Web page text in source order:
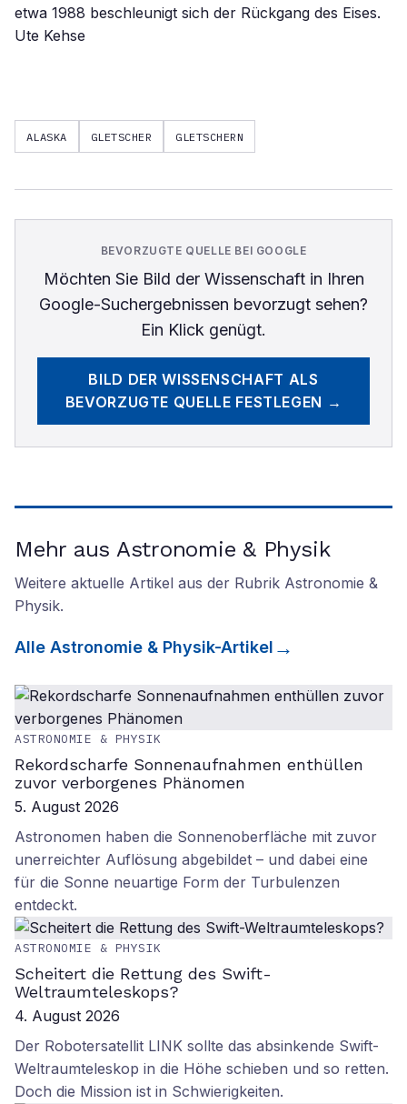
etwa 1988 beschleunigt sich der Rückgang des Eises.
Ute Kehse
ALASKA GLETSCHER GLETSCHERN
BEVORZUGTE QUELLE BEI GOOGLE
Möchten Sie Bild der Wissenschaftin Ihren
Google-Suchergebnissen bevorzugt sehen?
Ein Klick genügt.
BILD DER WISSENSCHAFT ALS
BEVORZUGTE QUELLE FESTLEGEN →
Mehr aus Astronomie & Physik
Weitere aktuelle Artikel aus der Rubrik Astronomie &
Physik.
Alle Astronomie & Physik-Artikel
ASTRONOMIE & PHYSIK
Rekordscharfe Sonnenaufnahmen enthüllen
zuvor verborgenes Phänomen
5. August 2026
Astronomen haben die Sonnenoberfläche mit zuvor
unerreichter Auflösung abgebildet – und dabei eine
für die Sonne neuartige Form der Turbulenzen
entdeckt.
ASTRONOMIE & PHYSIK
Scheitert die Rettung des Swift-
Weltraumteleskops?
4. August 2026
Der Robotersatellit LINK sollte das absinkende Swift-
Weltraumteleskop in die Höhe schieben und so retten.
Doch die Mission ist in Schwierigkeiten.